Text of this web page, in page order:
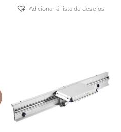
Adicionar á lista de desejos